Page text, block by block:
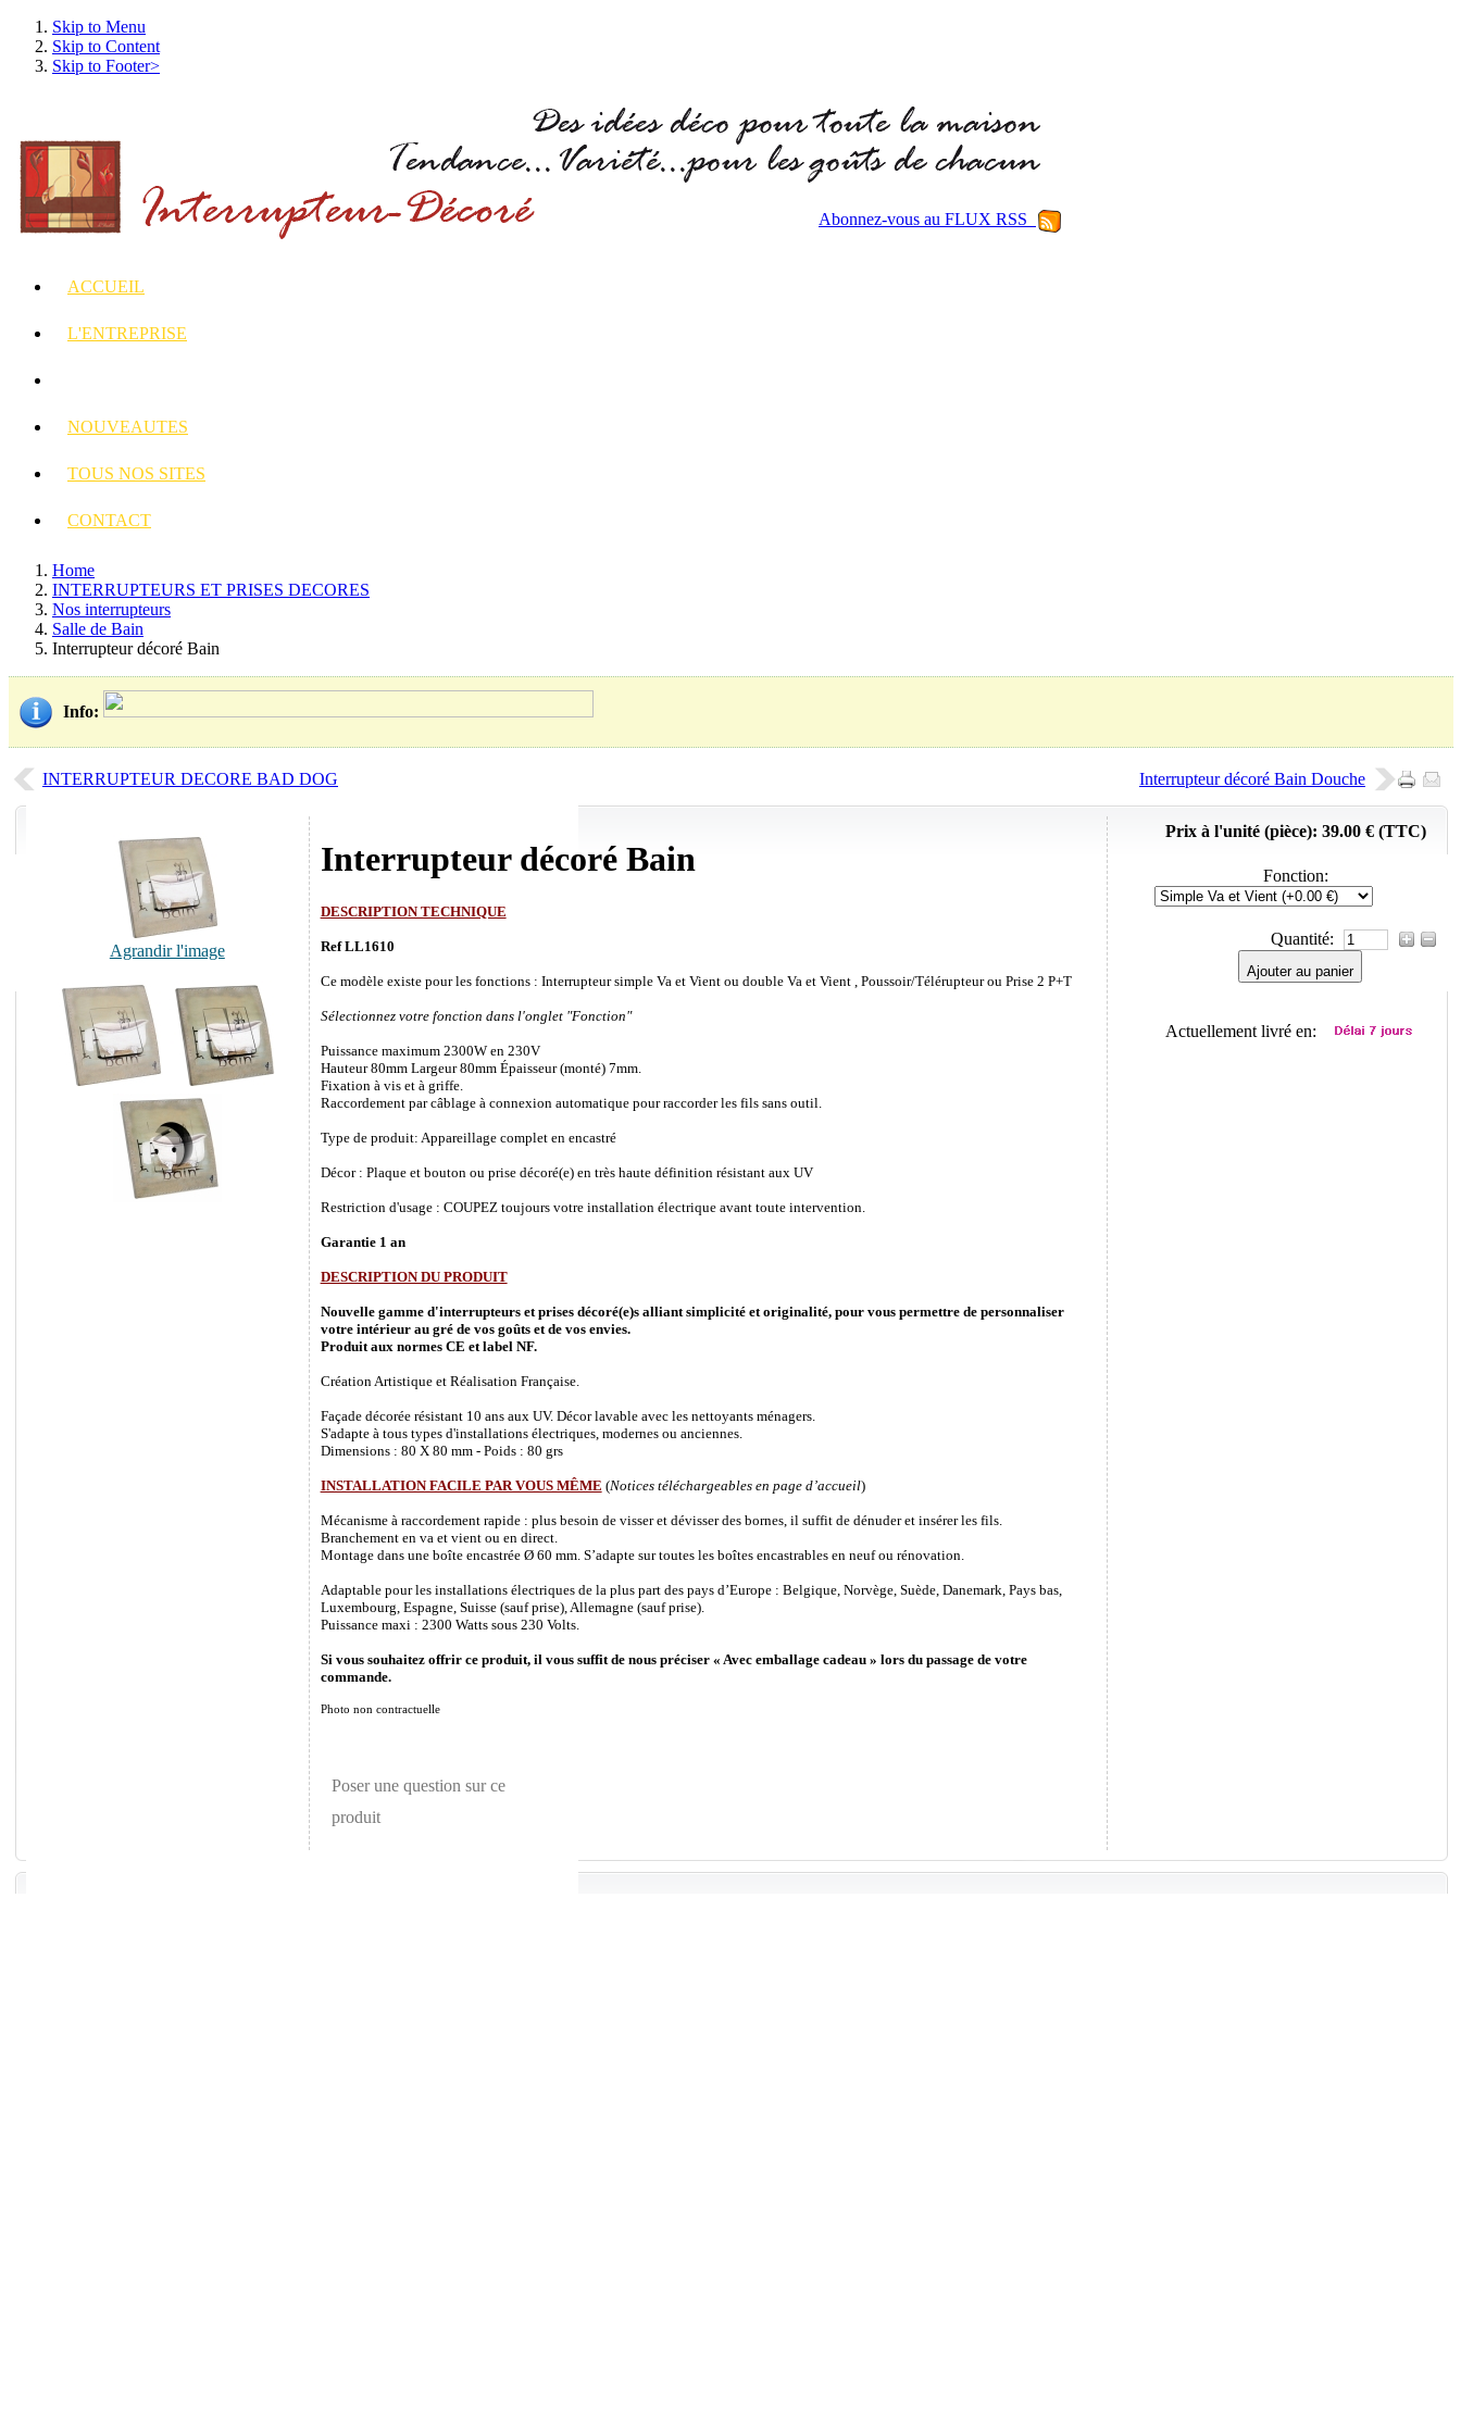
Skip to Menu
Skip to Content
Skip to Footer>
Abonnez-vous au FLUX RSS
ACCUEIL
L'ENTREPRISE
NOUVEAUTES
TOUS NOS SITES
CONTACT
Home
INTERRUPTEURS ET PRISES DECORES
Nos interrupteurs
Salle de Bain
Interrupteur décoré Bain
Info:
INTERRUPTEUR DECORE BAD DOG Interrupteur décoré Bain Douche
Agrandir l'image
Interrupteur décoré Bain
DESCRIPTION TECHNIQUE
Ref LL1610
Ce modèle existe pour les fonctions : Interrupteur simple Va et Vient ou double Va et Vient , Poussoir/Télérupteur ou Prise 2 P+T
Sélectionnez votre fonction dans l'onglet "Fonction"
Puissance maximum 2300W en 230V
Hauteur 80mm Largeur 80mm Épaisseur (monté) 7mm.
Fixation à vis et à griffe.
Raccordement par câblage à connexion automatique pour raccorder les fils sans outil.
Type de produit: Appareillage complet en encastré
Décor : Plaque et bouton ou prise décoré(e) en très haute définition résistant aux UV
Restriction d'usage : COUPEZ toujours votre installation électrique avant toute intervention.
Garantie 1 an
DESCRIPTION DU PRODUIT
Nouvelle gamme d'interrupteurs et prises décoré(e)s alliant simplicité et originalité, pour vous permettre de personnaliser
votre intérieur au gré de vos goûts et de vos envies.
Produit aux normes CE et label NF.
Création Artistique et Réalisation Française.
Façade décorée résistant 10 ans aux UV. Décor lavable avec les nettoyants ménagers.
S'adapte à tous types d'installations électriques, modernes ou anciennes.
Dimensions : 80 X 80 mm - Poids : 80 grs
INSTALLATION FACILE PAR VOUS MÊME (Notices téléchargeables en page d’accueil)
Mécanisme à raccordement rapide : plus besoin de visser et dévisser des bornes, il suffit de dénuder et insérer les fils.
Branchement en va et vient ou en direct.
Montage dans une boîte encastrée Ø 60 mm. S’adapte sur toutes les boîtes encastrables en neuf ou rénovation.
Adaptable pour les installations électriques de la plus part des pays d’Europe : Belgique, Norvège, Suède, Danemark, Pays bas,
Luxembourg, Espagne, Suisse (sauf prise), Allemagne (sauf prise).
Puissance maxi : 2300 Watts sous 230 Volts.
Si vous souhaitez offrir ce produit, il vous suffit de nous préciser « Avec emballage cadeau » lors du passage de votre
commande.
Photo non contractuelle
Poser une question sur ce
produit
Prix à l'unité (pièce): 39.00 € (TTC)
Fonction:
Quantité:
Ajouter au panier
Actuellement livré en: